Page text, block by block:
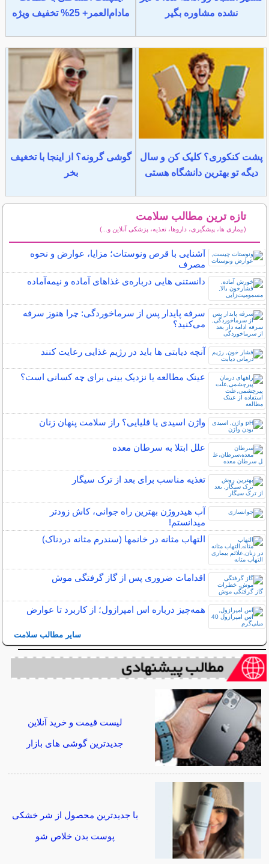
نشده مشاوره بگیر
مادام‌العمر+ 25% تخفیف ویژه
پشت کنکوری؟ کلیک کن و سال
دیگه تو بهترین دانشگاه هستی
گوشی گرونه؟ از اینجا با تخغیف
بخر
تازه ترین مطالب سلامت
(بیماری ها، پیشگیری، داروها، تغذیه، پزشکی آنلاین و...)
آشنایی با قرص ونوستات؛ مزایا، عوارض و نحوه
مصرف
دانستنی هایی درباره‌ی غذاهای آماده و نیمه‌آماده
سرفه پایدار پس از سرماخوردگی: چرا هنوز سرفه
می‌کنید؟
آنچه دیابتی ها باید در رژیم غذایی رعایت کنند
عینک مطالعه یا نزدیک بینی برای چه کسانی است؟
واژن اسیدی یا قلیایی؟ راز سلامت پنهان زنان
علل ابتلا به سرطان معده
تغذیه مناسب برای بعد از ترک سیگار
آب هیدروژن بهترین راه جوانی، کاش زودتر
میدانستم!
التهاب مثانه در خانمها (سندرم مثانه دردناک)
اقدامات ضروری پس از گاز گرفتگی موش
همه‌چیز درباره اس امپرازول؛ از کاربرد تا عوارض
سایر مطالب سلامت
لیست قیمت و خرید آنلاین
جدیدترین گوشی های بازار
با جدیدترین محصول از شر خشکی
پوست بدن خلاص شو